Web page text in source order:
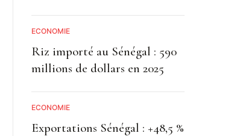
ECONOMIE
Riz importé au Sénégal : 590
millions de dollars en 2025
ECONOMIE
Exportations Sénégal : +48,5 %